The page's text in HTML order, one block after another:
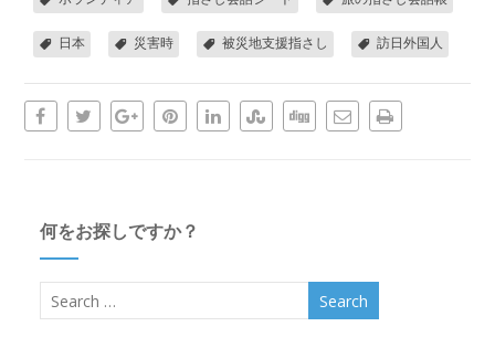
日本 災害時 被災地支援指さし 訪日外国人
何をお探しですか？